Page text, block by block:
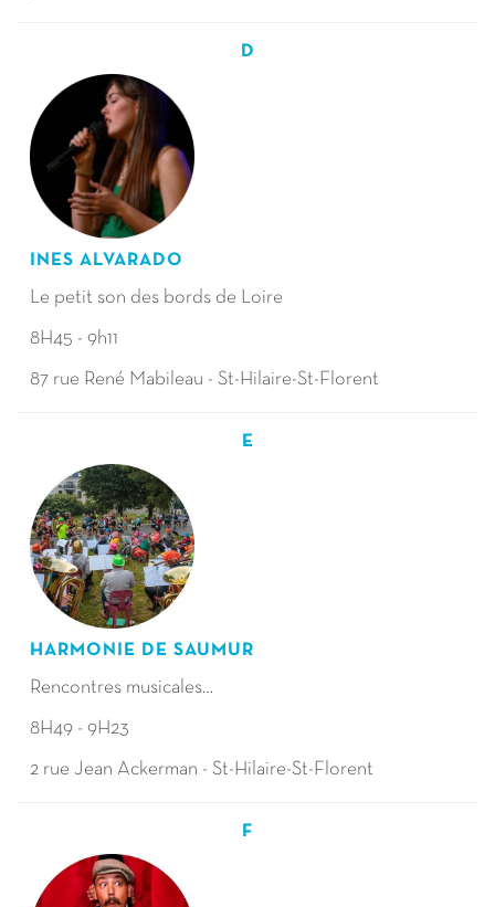
D
INES ALVARADO
Le petit son des bords de Loire
8H45 - 9h11
87 rue René Mabileau - St-Hilaire-St-Florent
E
HARMONIE DE SAUMUR
Rencontres musicales…
8H49 - 9H23
2 rue Jean Ackerman - St-Hilaire-St-Florent
F